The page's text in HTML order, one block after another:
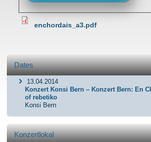
enchordais_a3.pdf
Dates
13.04.2014
Konzert Konsi Bern – Konzert Bern: En
of rebetiko
Konsi Bern
Konzertlokal